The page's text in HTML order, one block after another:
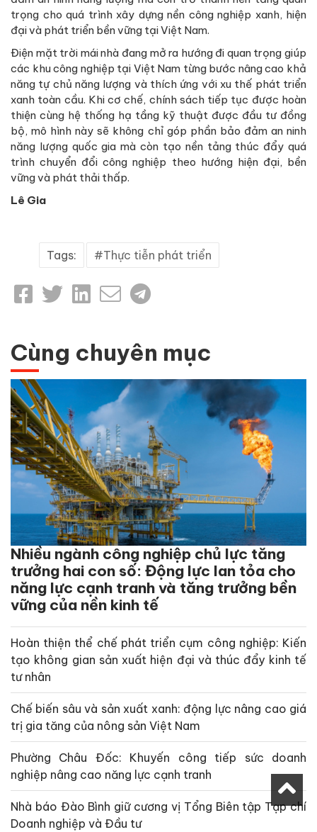
trọng cho quá trình xây dựng nền công nghiệp xanh, hiện
đại và phát triển bền vững tại Việt Nam.
Điện mặt trời mái nhà đang mở ra hướng đi quan trọng giúp
các khu công nghiệp tại Việt Nam từng bước nâng cao khả
năng tự chủ năng lượng và thích ứng với xu thế phát triển
xanh toàn cầu. Khi cơ chế, chính sách tiếp tục được hoàn
thiện cùng hệ thống hạ tầng kỹ thuật được đầu tư đồng
bộ, mô hình này sẽ không chỉ góp phần bảo đảm an ninh
năng lượng quốc gia mà còn tạo nền tảng thúc đẩy quá
trình chuyển đổi công nghiệp theo hướng hiện đại, bền
vững và phát thải thấp.
Lê Gia
Tags: Thực tiễn phát triển
Cùng chuyên mục
Nhiều ngành công nghiệp chủ lực tăng
trưởng hai con số: Động lực lan tỏa cho
năng lực cạnh tranh và tăng trưởng bền
vững của nền kinh tế
Hoàn thiện thể chế phát triển cụm công nghiệp: Kiến
tạo không gian sản xuất hiện đại và thúc đẩy kinh tế
tư nhân
Chế biến sâu và sản xuất xanh: động lực nâng cao giá
trị gia tăng của nông sản Việt Nam
Phường Châu Đốc: Khuyến công tiếp sức doanh
nghiệp nâng cao năng lực cạnh tranh
Nhà báo Đào Bình giữ cương vị Tổng Biên tập Tạp chí
Doanh nghiệp và Đầu tư